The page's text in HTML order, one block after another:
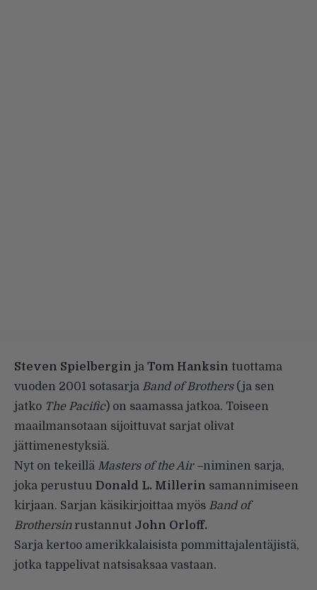
Steven Spielbergin ja Tom Hanksin tuottama
vuoden 2001 sotasarja Band of Brothers(ja sen
jatko The Pacific) on saamassa jatkoa. Toiseen
maailmansotaan sijoittuvat sarjat olivat
jättimenestyksiä.
Nyt on tekeillä Masters of the Air –niminen sarja,
joka perustuu Donald L. Millerin samannimiseen
kirjaan. Sarjan käsikirjoittaa myös Band of
Brothersinrustannut John Orloff.
Sarja kertoo amerikkalaisista pommittajalentäjistä,
jotka tappelivat natsisaksaa vastaan.